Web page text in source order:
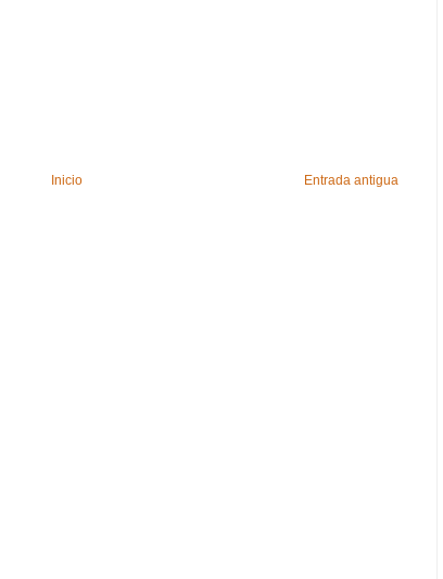
Entrada antigua
Inicio